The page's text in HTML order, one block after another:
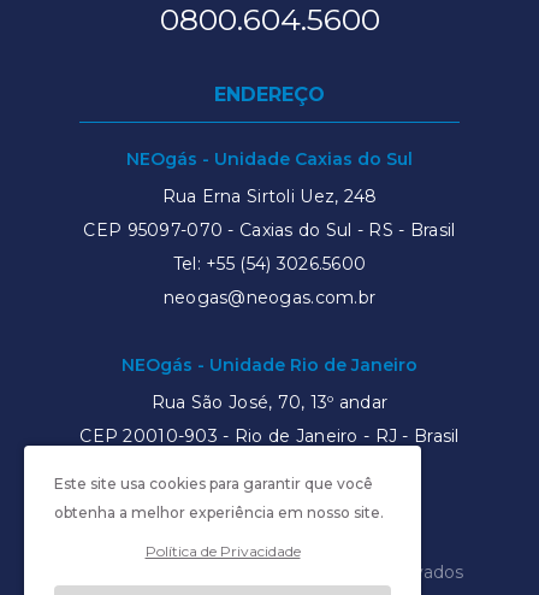
0800.604.5600
ENDEREÇO
NEOgás - Unidade Caxias do Sul
Rua Erna Sirtoli Uez, 248
CEP 95097-070 - Caxias do Sul - RS - Brasil
Tel: +55 (54) 3026.5600
neogas@neogas.com.br
NEOgás - Unidade Rio de Janeiro
Rua São José, 70, 13º andar
CEP20010-903 - Rio de Janeiro - RJ - Brasil
neogas@neogas.com.br
NEOgás © 2026 - Todos os direitos reservados
Este site usa cookies para garantir que você
obtenha a melhor experiência em nosso site.
Política de Privacidade